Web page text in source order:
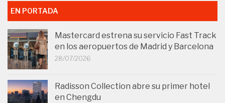
EN PORTADA
Mastercard estrena su servicio Fast Track
en los aeropuertos de Madrid y Barcelona
28/07/2026
Radisson Collection abre su primer hotel
en Chengdu